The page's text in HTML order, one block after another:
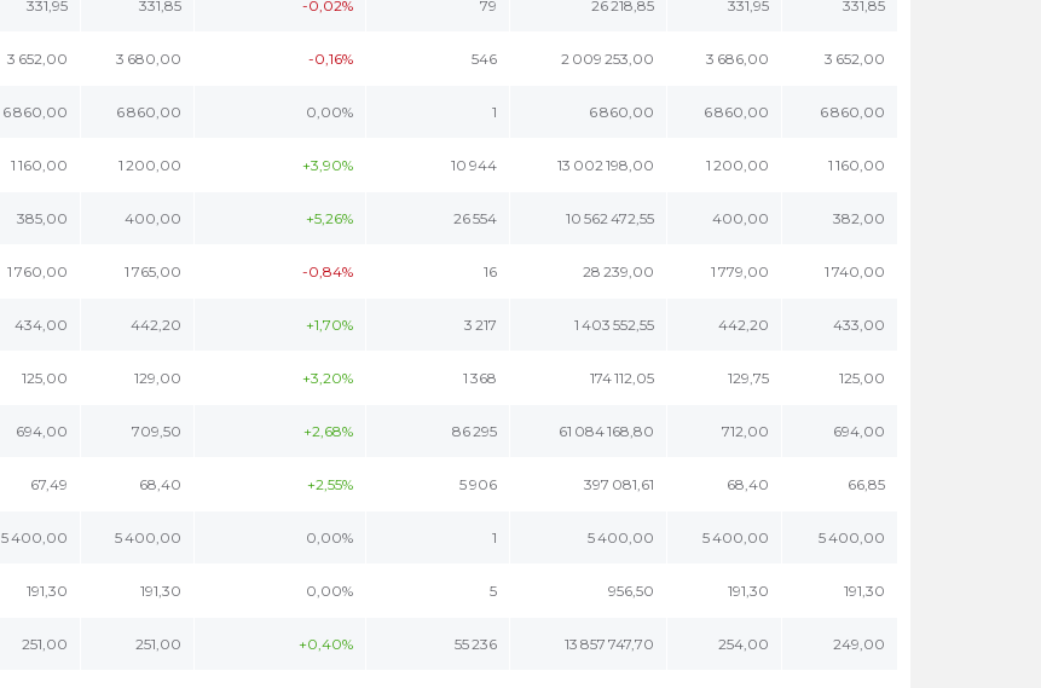
331,95 331,85 -0,02% 79 26 218,85 331,95 331,85
3 652,00 3 680,00 -0,16% 546 2 009 253,00 3 686,00 3 652,00
6 860,00 6 860,00 0,00% 1 6 860,00 6 860,00 6 860,00
1 160,00 1 200,00 +3,90% 10 944 13 002 198,00 1 200,00 1 160,00
385,00 400,00 +5,26% 26 554 10 562 472,55 400,00 382,00
1 760,00 1 765,00 -0,84% 16 28 239,00 1 779,00 1 740,00
434,00 442,20 +1,70% 3 217 1 403 552,55 442,20 433,00
125,00 129,00 +3,20% 1 368 174 112,05 129,75 125,00
694,00 709,50 +2,68% 86 295 61 084 168,80 712,00 694,00
67,49 68,40 +2,55% 5 906 397 081,61 68,40 66,85
5 400,00 5 400,00 0,00% 1 5 400,00 5 400,00 5 400,00
191,30 191,30 0,00% 5 956,50 191,30 191,30
251,00 251,00 +0,40% 55 236 13 857 747,70 254,00 249,00